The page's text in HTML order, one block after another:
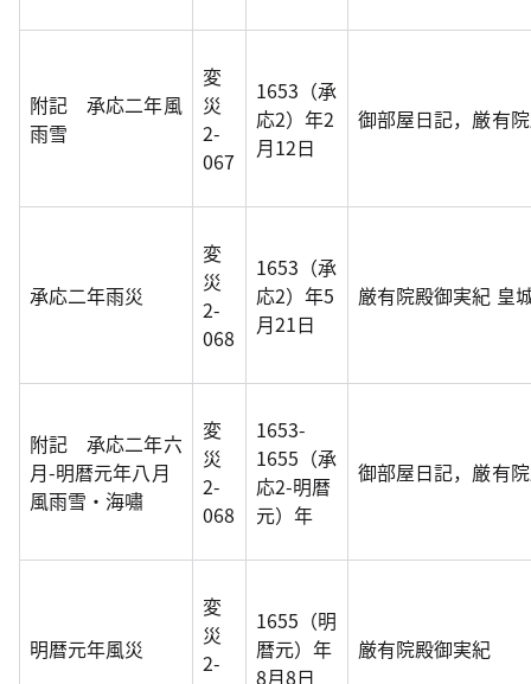
附記 承応二年風
雨雪
変
災
2-
067
1653（承
応2）年2
月12日
御部屋日記，厳有
承応二年雨災
変
災
2-
068
1653（承
応2）年5
月21日
厳有院殿御実紀 皇
附記 承応二年六
月-明暦元年八月
風雨雪・海嘯
変
災
2-
068
1653-
1655（承
応2-明暦
元）年
御部屋日記，厳有
明暦元年風災
変
災
2-
1655（明
暦元）年
8月8日
厳有院殿御実紀